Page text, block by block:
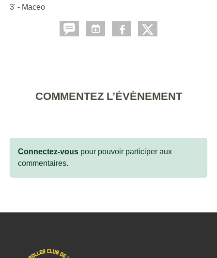
3' - Maceo
COMMENTEZ L’ÉVÈNEMENT
Connectez-vous pour pouvoir participer aux
commentaires.